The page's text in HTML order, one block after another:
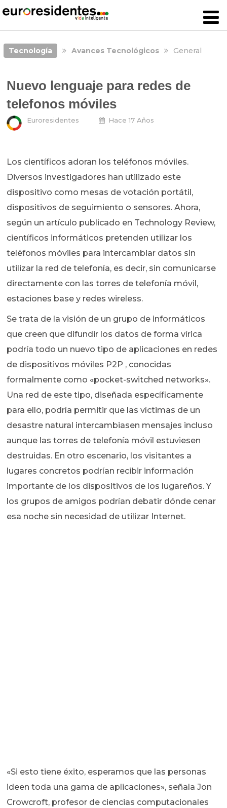
Tecnología Avances Tecnológicos General
Nuevo lenguaje para redes de
telefonos móviles
Euroresidentes Hace 17 Años
Los científicos adoran los teléfonos móviles.
Diversos investigadores han utilizado este
dispositivo como mesas de votación portátil,
dispositivos de seguimiento o sensores. Ahora,
según un artículo publicado en Technology Review,
científicos informáticos pretenden utilizar los
teléfonos móviles para intercambiar datos sin
utilizar la red de telefonía, es decir, sin comunicarse
directamente con las torres de telefonía móvil,
estaciones base y redes wireless.
Se trata de la visión de un grupo de informáticos
que creen que difundir los datos de forma vírica
podría todo un nuevo tipo de aplicaciones en redes
de dispositivos móviles P2P , conocidas
formalmente como «pocket-switched networks».
Una red de este tipo, diseñada específicamente
para ello, podría permitir que las víctimas de un
desastre natural intercambiasen mensajes incluso
aunque las torres de telefonía móvil estuviesen
destruidas. En otro escenario, los visitantes a
lugares concretos podrían recibir información
importante de los dispositivos de los lugareños. Y
los grupos de amigos podrían debatir dónde cenar
esa noche sin necesidad de utilizar Internet.
«Si esto tiene éxito, esperamos que las personas
ideen toda una gama de aplicaciones», señala Jon
Crowcroft, profesor de ciencias computacionales